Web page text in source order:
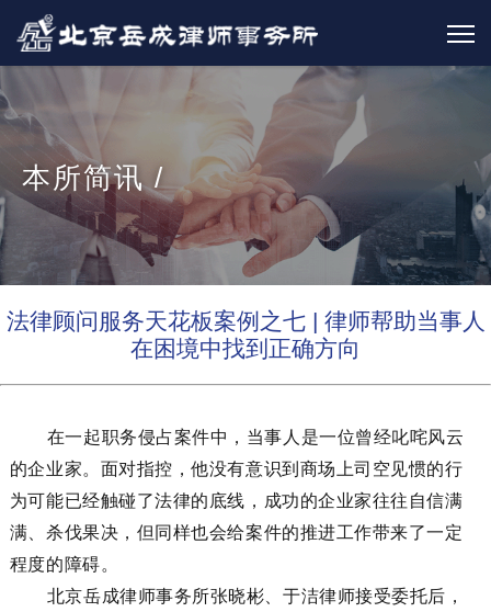
本所简讯 /
法律顾问服务天花板案例之七 | 律师帮助当事人
在困境中找到正确方向
在一起职务侵占案件中，当事人是一位曾经叱咤风云
的企业家。面对指控，他没有意识到商场 上司空见惯的行
为可能已经触碰了法律的底线，成功的企业家往往自信满
满、杀伐果决，但同样也会给案件的推进工作带来了一定
程度的障碍。
北京岳成律师事务所张晓彬、于洁律师接受委托后，